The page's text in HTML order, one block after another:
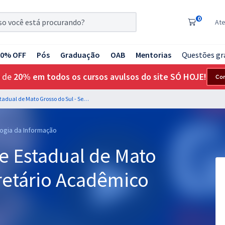
0
OFF Pós Graduação OAB Mentorias Questões
de 20% em todos os cursos avulsos do site SÓ HOJE!
UEMS - Universidade Estadual de Mato Grosso do Sul - Secretário Acadêmico
da Informação
Estadual de Mato
Acadêmico